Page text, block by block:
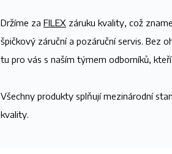
Držíme za FILEX záruku kvality, což
špičkový záruční a pozáruční servis. Bez
tu pro vás s naším týmem odborníků,
Všechny produkty splňují mezinárodní
kvality.